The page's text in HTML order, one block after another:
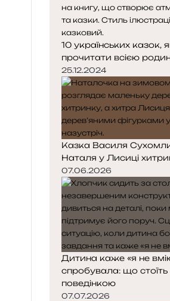
10 українських казок,
прочитати всією
25.12.2024
Казка Василя
Наталя у Лисиці
07.06.2026
Дитина каже «я не
спробувала: що
поведінкою
07.07.2026